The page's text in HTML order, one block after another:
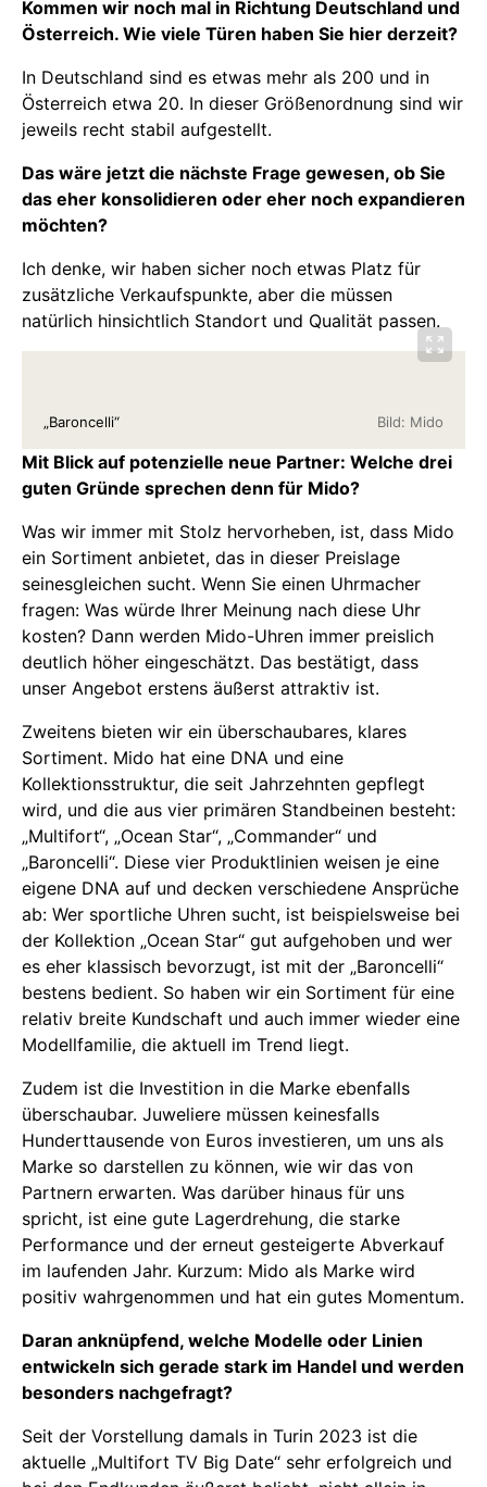
Kommen wir noch mal in Richtung Deutschland und
Österreich. Wie viele Türen haben Sie hier derzeit?
In Deutschland sind es etwas mehr als 200 und in
Österreich etwa 20. In dieser Größenordnung sind wir
jeweils recht stabil aufgestellt.
Das wäre jetzt die nächste Frage gewesen, ob Sie
das eher konsolidieren oder eher noch expandieren
möchten?
Ich denke, wir haben sicher noch etwas Platz für
zusätzliche Verkaufspunkte, aber die müssen
natürlich hinsichtlich Standort und Qualität passen.
„Baroncelli“ Bild: Mido
Mit Blick auf potenzielle neue Partner: Welche drei
guten Gründe sprechen denn für Mido?
Was wir immer mit Stolz hervorheben, ist, dass Mido
ein Sortiment anbietet, das in dieser Preislage
seinesgleichen sucht. Wenn Sie einen Uhrmacher
fragen: Was würde Ihrer Meinung nach diese Uhr
kosten? Dann werden Mido-Uhren immer preislich
deutlich höher eingeschätzt. Das bestätigt, dass
unser Angebot erstens äußerst attraktiv ist.
Zweitens bieten wir ein überschaubares, klares
Sortiment. Mido hat eine DNA und eine
Kollektionsstruktur, die seit Jahrzehnten gepflegt
wird, und die aus vier primären Standbeinen besteht:
„Multifort“, „Ocean Star“, „Commander“ und
„Baroncelli“. Diese vier Produktlinien weisen je eine
eigene DNA auf und decken verschiedene Ansprüche
ab: Wer sportliche Uhren sucht, ist beispielsweise bei
der Kollektion „Ocean Star“ gut aufgehoben und wer
es eher klassisch bevorzugt, ist mit der „Baroncelli“
bestens bedient. So haben wir ein Sortiment für eine
relativ breite Kundschaft und auch immer wieder eine
Modellfamilie, die aktuell im Trend liegt.
Zudem ist die Investition in die Marke ebenfalls
überschaubar. Juweliere müssen keinesfalls
Hunderttausende von Euros investieren, um uns als
Marke so darstellen zu können, wie wir das von
Partnern erwarten. Was darüber hinaus für uns
spricht, ist eine gute Lagerdrehung, die starke
Performance und der erneut gesteigerte Abverkauf
im laufenden Jahr. Kurzum: Mido als Marke wird
positiv wahrgenommen und hat ein gutes Momentum.
Daran anknüpfend, welche Modelle oder Linien
entwickeln sich gerade stark im Handel und werden
besonders nachgefragt?
Seit der Vorstellung damals in Turin 2023 ist die
aktuelle „Multifort TV Big Date“ sehr erfolgreich und